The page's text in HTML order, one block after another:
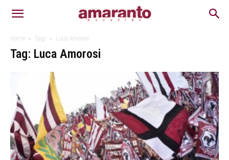
Home Tags Luca Amorosi
Tag: Luca Amorosi